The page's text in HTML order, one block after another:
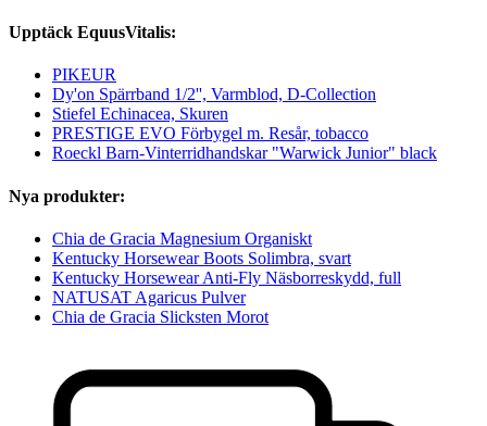
Upptäck EquusVitalis:
PIKEUR
Dy'on Spärrband 1/2'', Varmblod, D-Collection
Stiefel Echinacea, Skuren
PRESTIGE EVO Förbygel m. Resår, tobacco
Roeckl Barn-Vinterridhandskar "Warwick Junior" black
Nya produkter:
Chia de Gracia Magnesium Organiskt
Kentucky Horsewear Boots Solimbra, svart
Kentucky Horsewear Anti-Fly Näsborreskydd, full
NATUSAT Agaricus Pulver
Chia de Gracia Slicksten Morot